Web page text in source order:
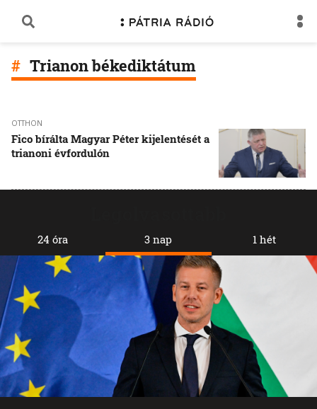
Trianon békediktátum
OTTHON
Fico bírálta Magyar Péter kijelentését a
trianoni évfordulón
24 óra 3 nap 1 hét